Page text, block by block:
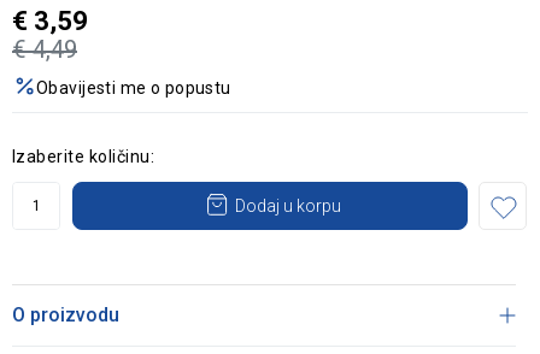
€ 4,49
€ 3,59
Obavijesti me o popustu
Izaberite količinu:
Dodaj u korpu
O proizvodu